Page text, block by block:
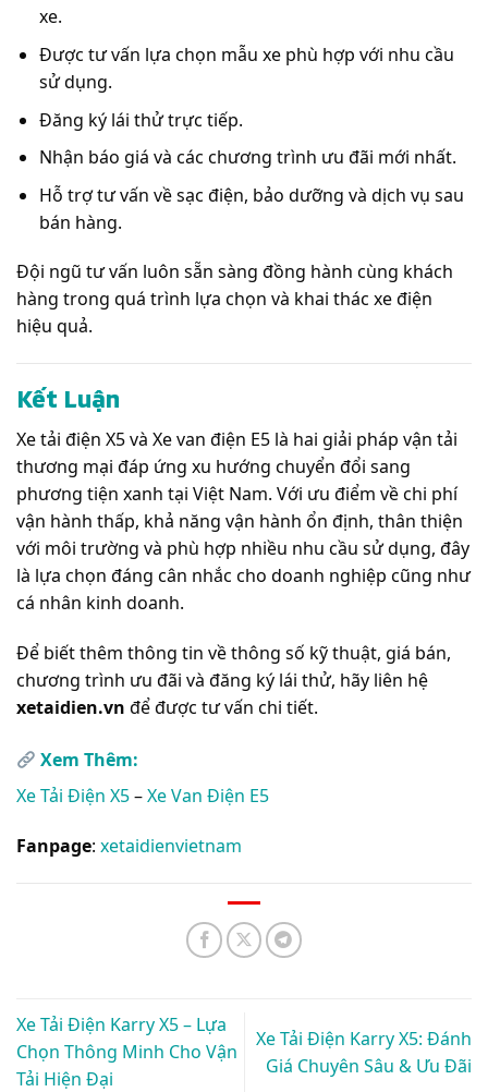
xe.
Được tư vấn lựa chọn mẫu xe phù hợp với nhu cầu
sử dụng.
Đăng ký lái thử trực tiếp.
Nhận báo giá và các chương trình ưu đãi mới nhất.
Hỗ trợ tư vấn về sạc điện, bảo dưỡng và dịch vụ sau
bán hàng.
Đội ngũ tư vấn luôn sẵn sàng đồng hành cùng khách
hàng trong quá trình lựa chọn và khai thác xe điện
hiệu quả.
Kết Luận
Xe tải điện X5 và Xe van điện E5 là hai giải pháp vận tải
thương mại đáp ứng xu hướng chuyển đổi sang
phương tiện xanh tại Việt Nam. Với ưu điểm về chi phí
vận hành thấp, khả năng vận hành ổn định, thân thiện
với môi trường và phù hợp nhiều nhu cầu sử dụng, đây
là lựa chọn đáng cân nhắc cho doanh nghiệp cũng như
cá nhân kinh doanh.
Để biết thêm thông tin về thông số kỹ thuật, giá bán,
chương trình ưu đãi và đăng ký lái thử, hãy liên hệ
xetaidien.vn để được tư vấn chi tiết.
Xem Thêm:
Xe Tải Điện X5–Xe Van Điện E5
Fanpage: xetaidienvietnam
Xe Tải Điện Karry X5 – Lựa
Chọn Thông Minh Cho Vận
Tải Hiện Đại
Xe Tải Điện Karry X5: Đánh
Giá Chuyên Sâu & Ưu Đãi